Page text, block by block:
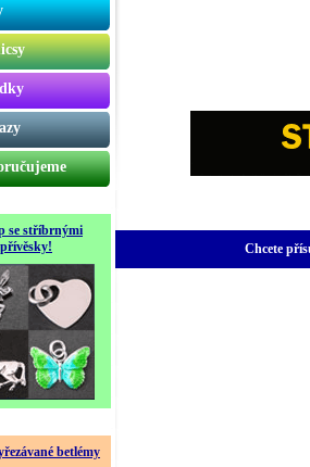
se stříbrnými
přívěsky!
betlémy
Chcete